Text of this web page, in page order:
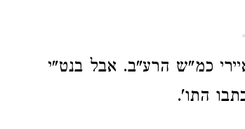
כמ"ש הרע"ב. אבל בנט"י
התו'.